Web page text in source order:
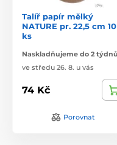
Talíř papír mělký
NATURE pr. 22,5 cm 10
ks
Naskladňujeme do 2 týdnů
ve středu 26. 8. u vás
74 Kč
Porovnat